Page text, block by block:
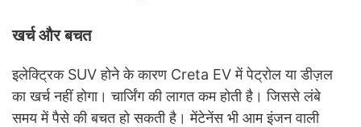
खर्च और बचत
इलेक्ट्रिक SUV होने के कारण Creta EV में पेट्रोल या डीज़ल
का खर्च नहीं होगा। चार्जिंग की लागत कम होती है। जिससे लंबे
समय में पैसे की बचत हो सकती है। मेंटेनेंस भी आम इंजन वाली